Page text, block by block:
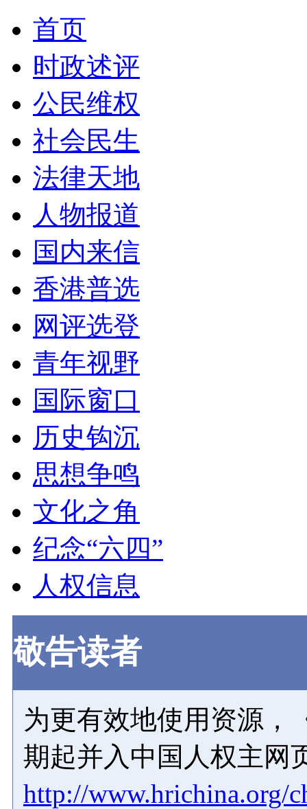
首页
时政述评
公民维权
社会民生
法律天地
人物报道
国内来信
香港普选
网评选登
青年视野
国际窗口
历史钩沉
思想争鸣
文化之角
纪念“六四”
人权信息
敬告读者
为更有效地使用资源，
期起并入中国人权主网
http://www.hrichina.org/